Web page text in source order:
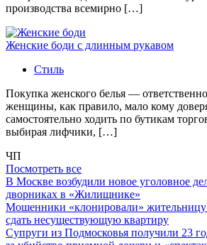
производства всемирно […]
Женские боди с длинным рукавом
Стиль
Покупка женского белья —
женщины, как правило, мало кому
самостоятельно ходить по бутикам
выбирая лифчики, […]
ЧП
Посмотреть все
В Москве возбудили новое уголовное
дворниках в «Жилищнике»
Мошенники «клонировали»
сдать несуществующую квартиру
Супруги из Подмосковья получили 23